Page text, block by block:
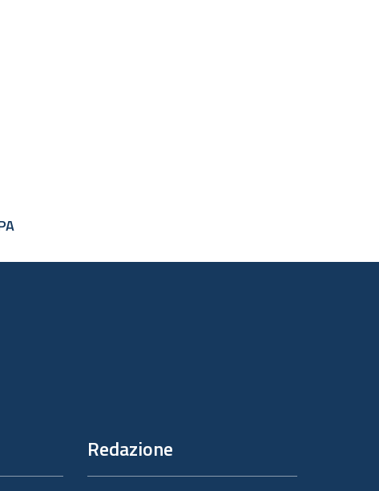
locali;
30;
31;
le
Redazione